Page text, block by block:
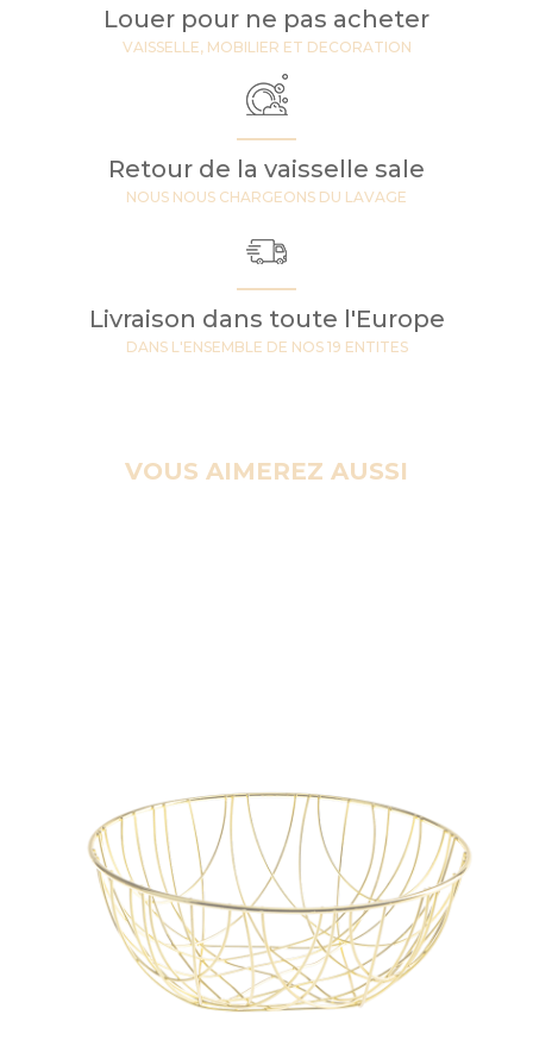
Louer pour ne pas acheter
VAISSELLE, MOBILIER ET DECORATION
Retour de la vaisselle sale
NOUS NOUS CHARGEONS DU LAVAGE
Livraison dans toute l'Europe
DANS L'ENSEMBLE DE NOS 19 ENTITES
VOUS AIMEREZ AUSSI